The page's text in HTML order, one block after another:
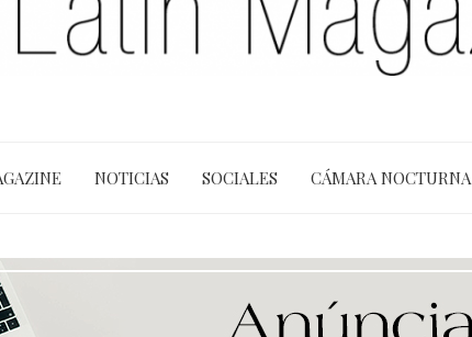
NOTICIAS SOCIALES CÁMARA NOCTURNA